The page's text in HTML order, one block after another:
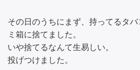
その日のうちにまず、持ってるタ
ミ箱に捨てました。
いや捨てるなんて生易しい。
投げつけました。